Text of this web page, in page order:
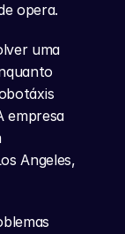
opera.
empresa
Angeles,